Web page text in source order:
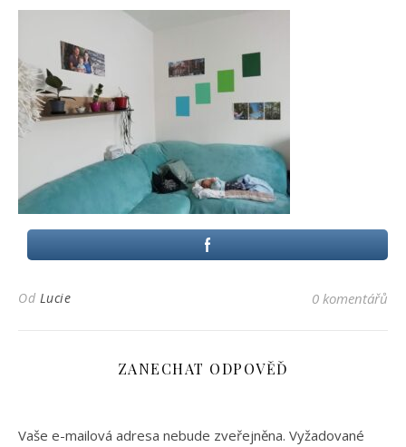
Od Lucie 0 komentářů
ZANECHAT ODPOVĚĎ
Vaše e-mailová adresa nebude zveřejněna. Vyžadované